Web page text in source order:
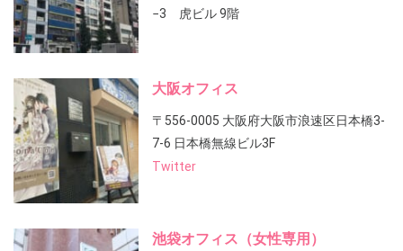
−3 虎ビル 9階
大阪オフィス
〒556-0005 大阪府大阪市浪速区日本橋3-
7-6 日本橋無線ビル3F
Twitter
池袋オフィス（女性専用）